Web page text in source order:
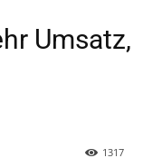
Umsatz,
1317